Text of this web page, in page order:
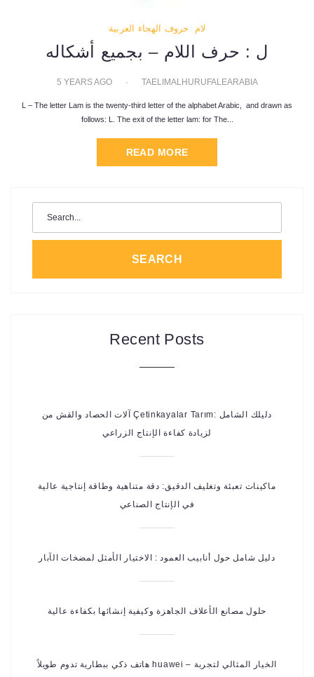
حروف الهجاء العربية لام
ل : حرف اللام – بجميع أشكاله
5 YEARS AGO TAELIMALHURUFALEARABIA
L – The letter Lam is the twenty-third letter of the alphabet Arabic, and drawn as
follows: L. The exit of the letter lam: for The...
READ MORE
SEARCH
Recent Posts
آلات الحصاد والقش من Çetinkayalar Tarım: دليلك الشامل
لزيادة كفاءة الإنتاج الزراعي
ماكينات تعبئة وتغليف الدقيق: دقة متناهية وطاقة إنتاجية عالية
في الإنتاج الصناعي
دليل شامل حول أنابيب العمود : الاختيار الأمثل لمضخات الآبار
حلول مصانع الأعلاف الجاهزة وكيفية إنشائها بكفاءة عالية
هاتف ذكي ببطارية تدوم طويلاً huawei – الخيار المثالي لتجربة